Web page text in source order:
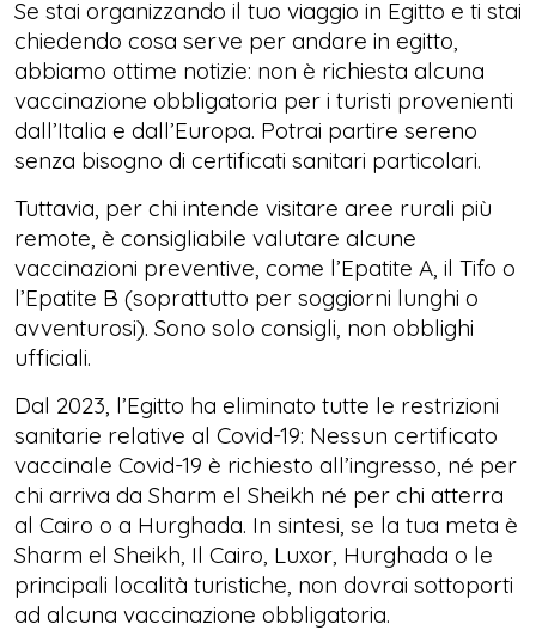
Se stai organizzando il tuo viaggio in Egitto e ti stai
chiedendo cosa serve per andare in egitto,
abbiamo ottime notizie: non è richiesta alcuna
vaccinazione obbligatoria per i turisti provenienti
dall’Italia e dall’Europa. Potrai partire sereno
senza bisogno di certificati sanitari particolari.
Tuttavia, per chi intende visitare aree rurali più
remote, è consigliabile valutare alcune
vaccinazioni preventive, come l’Epatite A, il Tifo o
l’Epatite B (soprattutto per soggiorni lunghi o
avventurosi). Sono solo consigli, non obblighi
ufficiali.
Dal 2023, l’Egitto ha eliminato tutte le restrizioni
sanitarie relative al Covid-19: Nessun certificato
vaccinale Covid-19 è richiesto all’ingresso, né per
chi arriva da Sharm el Sheikh né per chi atterra
al Cairo o a Hurghada. In sintesi, se la tua meta è
Sharm el Sheikh, Il Cairo, Luxor, Hurghada o le
principali località turistiche, non dovrai sottoporti
ad alcuna vaccinazione obbligatoria.